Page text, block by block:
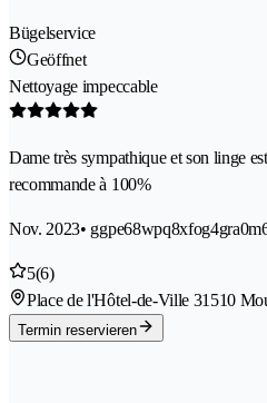
Bügelservice
Geöffnet
Nettoyage impeccable
Dame très sympathique et son linge
recommande à 100%
Nov. 2023•
5(6)
Place de l'Hôtel-de-Ville 31510
Termin reservieren